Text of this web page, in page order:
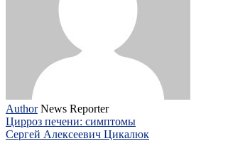
Author News Reporter
Цирроз печени: симптомы
Сергей Алексеевич Цикалюк